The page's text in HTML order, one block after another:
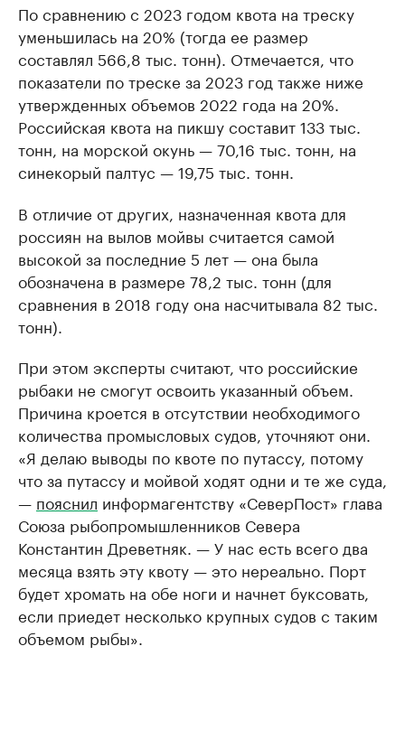
По сравнению с 2023 годом квота на треску
уменьшилась на 20% (тогда ее размер
составлял 566,8 тыс. тонн). Отмечается, что
показатели по треске за 2023 год также ниже
утвержденных объемов 2022 года на 20%.
Российская квота на пикшу составит 133 тыс.
тонн, на морской окунь — 70,16 тыс. тонн, на
синекорый палтус — 19,75 тыс. тонн.
В отличие от других, назначенная квота для
россиян на вылов мойвы считается самой
высокой за последние 5 лет — она была
обозначена в размере 78,2 тыс. тонн (для
сравнения в 2018 году она насчитывала 82 тыс.
тонн).
При этом эксперты считают, что российские
рыбаки не смогут освоить указанный объем.
Причина кроется в отсутствии необходимого
количества промысловых судов, уточняют они.
«Я делаю выводы по квоте по путассу, потому
что за путассу и мойвой ходят одни и те же суда,
— пояснил информагентству «СеверПост» глава
Союза рыбопромышленников Севера
Константин Древетняк. — У нас есть всего два
месяца взять эту квоту — это нереально. Порт
будет хромать на обе ноги и начнет буксовать,
если приедет несколько крупных судов с таким
объемом рыбы».